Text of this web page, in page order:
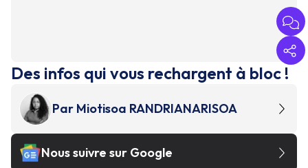
Des infos qui vous rechargent à bloc !
Par Miotisoa RANDRIANARISOA
Nous suivre sur Google